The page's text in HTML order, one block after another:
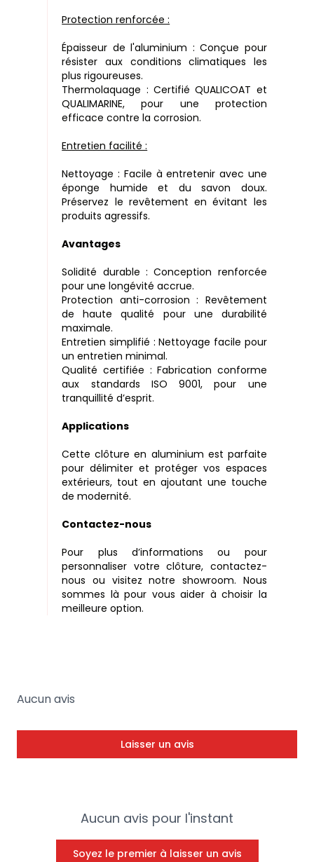
Protection renforcée :
Épaisseur de l'aluminium : Conçue pour
résister aux conditions climatiques les
plus rigoureuses.
Thermolaquage : Certifié QUALICOAT et
QUALIMARINE, pour une protection
efficace contre la corrosion.
Entretien facilité :
Nettoyage : Facile à entretenir avec une
éponge humide et du savon doux.
Préservez le revêtement en évitant les
produits agressifs.
Avantages
Solidité durable : Conception renforcée
pour une longévité accrue.
Protection anti-corrosion : Revêtement
de haute qualité pour une durabilité
maximale.
Entretien simplifié : Nettoyage facile pour
un entretien minimal.
Qualité certifiée : Fabrication conforme
aux standards ISO 9001, pour une
tranquillité d’esprit.
Applications
Cette clôture en aluminium est parfaite
pour délimiter et protéger vos espaces
extérieurs, tout en ajoutant une touche
de modernité.
Contactez-nous
Pour plus d’informations ou pour
personnaliser votre clôture, contactez-
nous ou visitez notre showroom. Nous
sommes là pour vous aider à choisir la
meilleure option.
Aucun avis pour l'instant
Soyez le premier à laisser un avis
Aucun avis
Laisser un avis